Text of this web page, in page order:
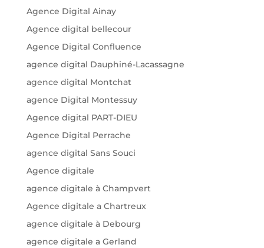
Agence Digital Ainay
Agence digital bellecour
Agence Digital Confluence
agence digital Dauphiné-Lacassagne
agence digital Montchat
agence Digital Montessuy
Agence digital PART-DIEU
Agence Digital Perrache
agence digital Sans Souci
Agence digitale
agence digitale à Champvert
Agence digitale a Chartreux
agence digitale à Debourg
agence digitale a Gerland